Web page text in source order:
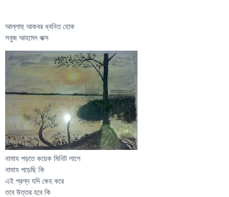
আল্লাহু আকবর ধ্বনিত হোক
সবুজ আহমেদ কক্স
নামায পড়তে কয়েক মিনিট লাগে
নামায পড়েছি কি
এই প্রশ্ন যদি কেহ করে
তবে উত্তর হবে কি